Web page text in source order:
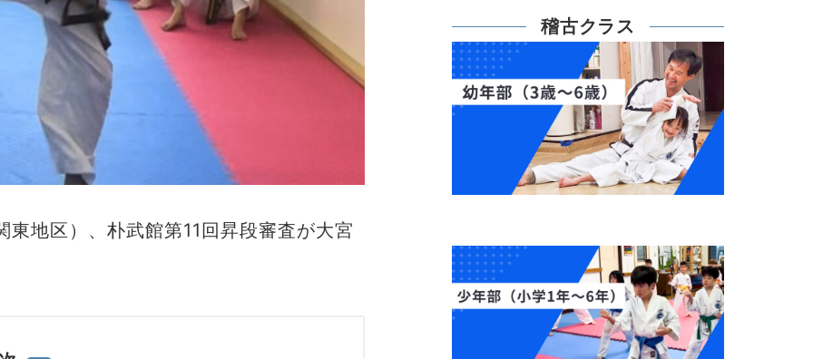
地区）、朴武館第11回昇段審査が大宮
稽古クラス